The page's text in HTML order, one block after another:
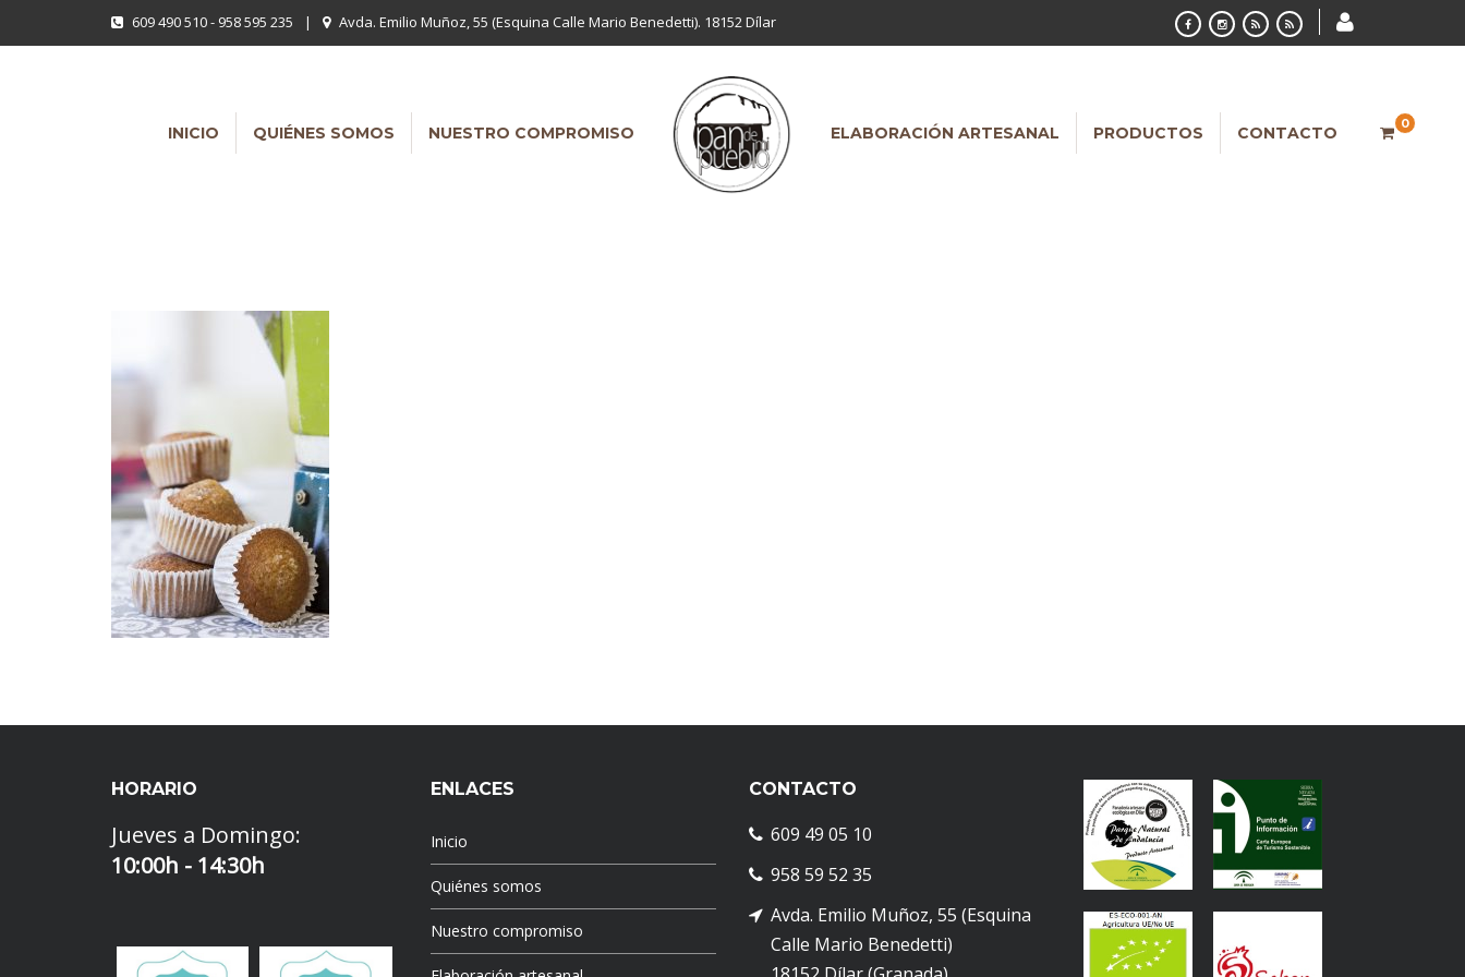
609 490 510 - 958 595 235 | Avda. Emilio Muñoz, 55 (Esquina Calle Mario Benedetti). 18152 Dílar
INICIO QUIÉNES SOMOS NUESTRO COMPROMISO ELABORACIÓN ARTESANAL PRODUCTOS CONTACTO 0
HORARIO
Jueves a Domingo:
10:00h - 14:30h
ENLACES
Inicio
Quiénes somos
Nuestro compromiso
CONTACTO
609 49 05 10
958 59 52 35
Avda. Emilio Muñoz, 55 (Esquina
Calle Mario Benedetti)